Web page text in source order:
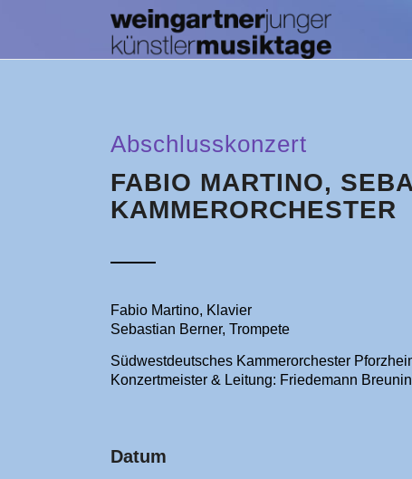
Abschlusskonzert
FABIO MARTINO,
KAMMERORCHESTER
Fabio Martino, Klavier
Sebastian Berner, Trompete
Südwestdeutsches Kammerorchester
Konzertmeister & Leitung: Friedemann
Datum